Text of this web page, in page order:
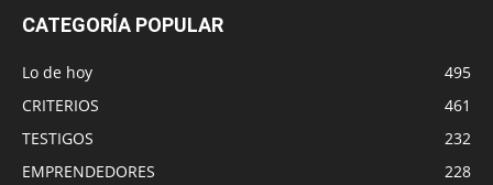
CATEGORÍA POPULAR
Lo de hoy
495
CRITERIOS
461
TESTIGOS
232
EMPRENDEDORES
228